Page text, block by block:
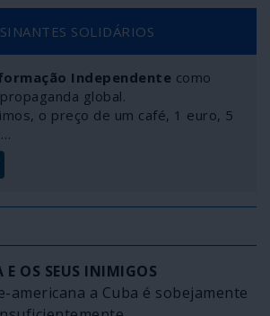
SOLIDÁRIOS
Independente como
global.
o preço de um café, 1 euro, 5
E OS SEUS INIMIGOS
americana a Cuba é sobejamente